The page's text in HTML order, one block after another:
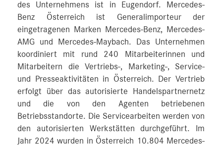
des Unternehmens ist in Eugendorf. Mercedes-
Benz Österreich ist Generalimporteur der
eingetragenen Marken Mercedes-Benz, Mercedes-
AMG und Mercedes-Maybach. Das Unternehmen
koordiniert mit rund 240 Mitarbeiterinnen und
Mitarbeitern die Vertriebs-, Marketing-, Service-
und Presseaktivitäten in Österreich. Der Vertrieb
erfolgt über das autorisierte Handelspartnernetz
und die von den Agenten betriebenen
Betriebsstandorte. Die Servicearbeiten werden von
den autorisierten Werkstätten durchgeführt. Im
Jahr 2024 wurden in Österreich 10.804 Mercedes-